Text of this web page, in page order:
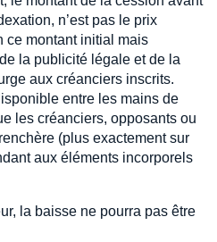
n’est pas le prix
ce montant initial mais
la publicité légale et de la
aux créanciers inscrits.
entre les mains de
les créanciers, opposants ou
(plus exactement sur
aux éléments incorporels
la baisse ne pourra pas être